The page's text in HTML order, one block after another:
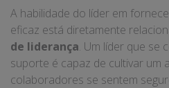
A habilidade do líder em
eficaz está diretamente
de liderança. Um líder que se
suporte é capaz de cultivar um
colaboradores se sentem